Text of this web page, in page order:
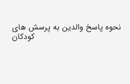
نحوه پاسخ والدین به پرسش های
کودکان